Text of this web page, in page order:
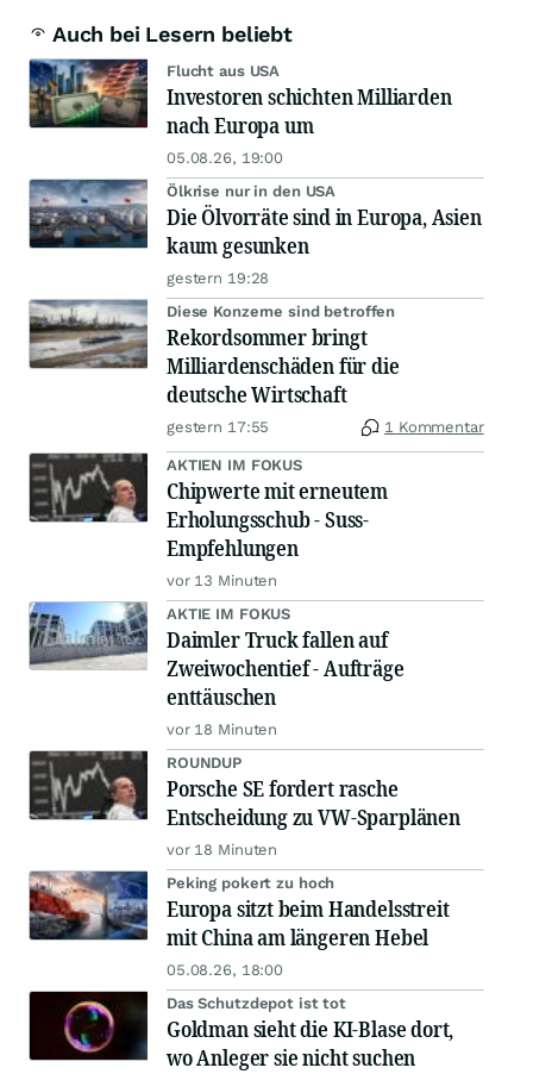
Auch bei Lesern beliebt
Flucht aus USA
Investoren schichten Milliarden
nach Europa um
05.08.26, 19:00
Ölkrise nur in den USA
Die Ölvorräte sind in Europa, Asien
kaum gesunken
gestern 19:28
Diese Konzerne sind betroffen
Rekordsommer bringt
Milliardenschäden für die
deutsche Wirtschaft
gestern 17:55 1 Kommentar
AKTIEN IM FOKUS
Chipwerte mit erneutem
Erholungsschub - Suss-
Empfehlungen
vor 13 Minuten
AKTIE IM FOKUS
Daimler Truck fallen auf
Zweiwochentief - Aufträge
enttäuschen
vor 18 Minuten
ROUNDUP
Porsche SE fordert rasche
Entscheidung zu VW-Sparplänen
vor 18 Minuten
Peking pokert zu hoch
Europa sitzt beim Handelsstreit
mit China am längeren Hebel
05.08.26, 18:00
Das Schutzdepot ist tot
Goldman sieht die KI-Blase dort,
wo Anleger sie nicht suchen